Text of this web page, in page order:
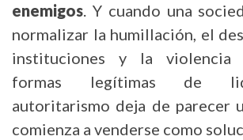
enemigos. Y cuando una
normalizar la humillación, el
instituciones y la violencia
formas legítimas de
autoritarismo deja de parecer
comienza a venderse como